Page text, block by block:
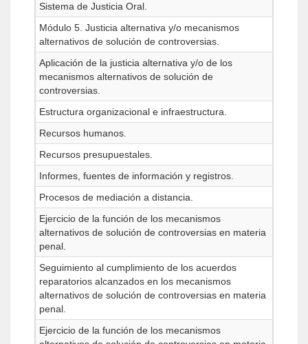
Sistema de Justicia Oral.
Módulo 5. Justicia alternativa y/o mecanismos
alternativos de solución de controversias.
Aplicación de la justicia alternativa y/o de los
mecanismos alternativos de solución de
controversias.
Estructura organizacional e infraestructura.
Recursos humanos.
Recursos presupuestales.
Informes, fuentes de información y registros.
Procesos de mediación a distancia.
Ejercicio de la función de los mecanismos
alternativos de solución de controversias en materia
penal.
Seguimiento al cumplimiento de los acuerdos
reparatorios alcanzados en los mecanismos
alternativos de solución de controversias en materia
penal.
Ejercicio de la función de los mecanismos